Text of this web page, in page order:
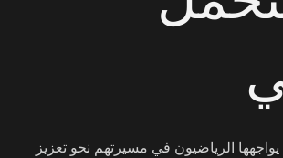
يواجهها الرياضيون في مسيرتهم نحو تعزيز